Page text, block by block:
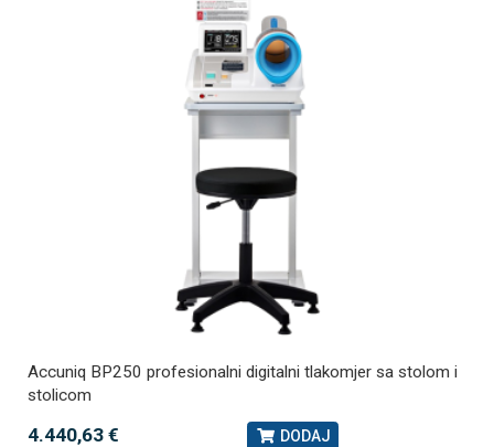
Accuniq BP250 profesionalni digitalni tlakomjer sa stolom i
stolicom
4.440,63 € DODAJ